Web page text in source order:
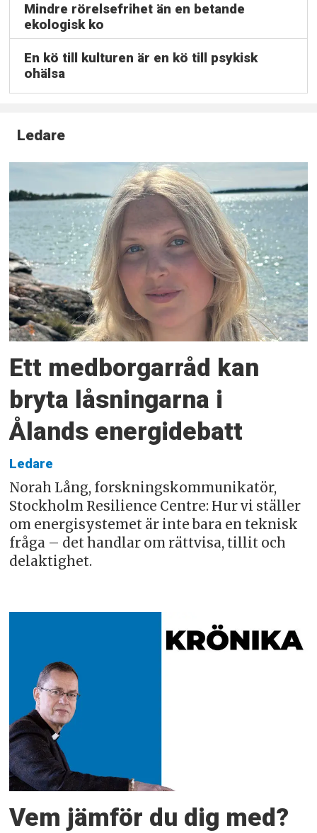
Mindre rörelsefrihet än en betande
ekologisk ko
En kö till kulturen är en kö till psykisk
ohälsa
Ledare
Ett medborgarråd kan
bryta låsningarna i
Ålands energidebatt
Ledare
Norah Lång, forskningskommunikatör,
Stockholm Resilience Centre: Hur vi ställer
om energisystemet är inte bara en teknisk
fråga – det handlar om rättvisa, tillit och
delaktighet.
Vem jämför du dig med?